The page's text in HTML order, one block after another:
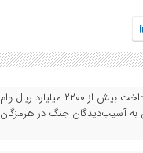
تسهیل در پرداخت بیش از ۲۲۰۰ میلیارد ریال وام
آسیب‌دیدگان جنگ در هرمزگان